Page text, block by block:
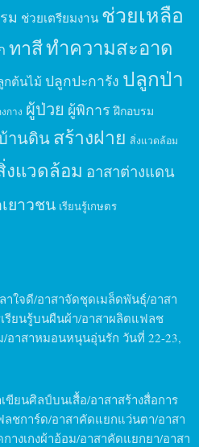
ม ช่วยเตรียมงาน ช่วยเหลือ
ทาสีทำความสะอาด
กต้นไม้ ปลูกปะการัง ปลูกป่า
กาง ผู้ป่วย ผู้พิการ ฝึกอบรม
านดินสร้างฝาย สิ่งแวดล้อม
แวดล้อม อาสาต่างแดน
ยาวชน เรียนรู้เกษตร
ใจดี/อาสาจัดชุดเมล็ดพันธุ์/อาสา
รียนรู้บนผืนผ้า/อาสาผลิตแฟลช
/อาสาหมอนหนุนอุ่นรัก วันที่ 22-23,
ขียนศิลป์บนเสื้อ/อาสาสร้างสื่อการ
ชการ์ด/อาสาคัดแยกแว่นตา/อาสา
งเกงผ้าอ้อม/อาสาคัดแยกยา/อาสา